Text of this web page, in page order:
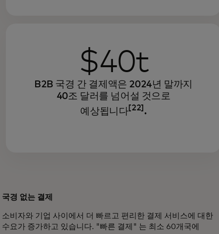
$40t
B2B 국경 간 결제액은 2024년 말까지
40조 달러를 넘어설 것으로
예상됩니다[22] .
국경 없는 결제
소비자와 기업 사이에서 더 빠르고 편리한 결제 서비스에 대한
수요가 증가하고 있습니다. "빠른 결제" 는 최소 60개국에